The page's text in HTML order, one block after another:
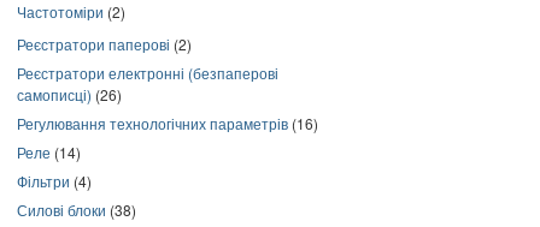
Частотоміри (2)
Реєстратори паперові (2)
Реєстратори електронні (безпаперові
самописці) (26)
Регулювання технологічних параметрів (16)
Реле (14)
Фільтри (4)
Силові блоки (38)